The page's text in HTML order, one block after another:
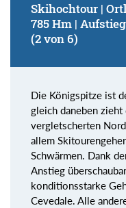
Skihochtour |
785 Hm |
(2 von 6)
Die Königspitze ist
gleich daneben
vergletscherten
allem
Schwärmen. Dank
Anstieg
konditionsstarke
Cevedale. Alle